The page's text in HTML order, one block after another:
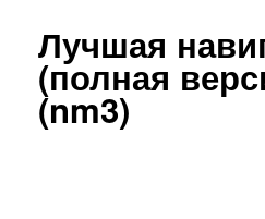
Лучшая
(полная
(nm3)